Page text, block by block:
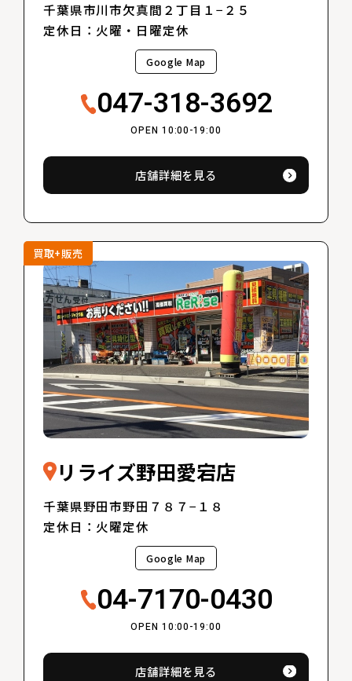
千葉県市川市欠真間２丁目１−２５
定休日：火曜・日曜定休
Google Map
047-318-3692
OPEN 10:00-19:00
店舗詳細を見る
買取+販売
リライズ野田愛宕店
千葉県野田市野田７８７−１８
定休日：火曜定休
Google Map
04-7170-0430
OPEN 10:00-19:00
店舗詳細を見る